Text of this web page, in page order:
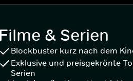
Filme & Serien
Blockbuster kurz nach dem
Exklusive und preisgekrönte
Serien